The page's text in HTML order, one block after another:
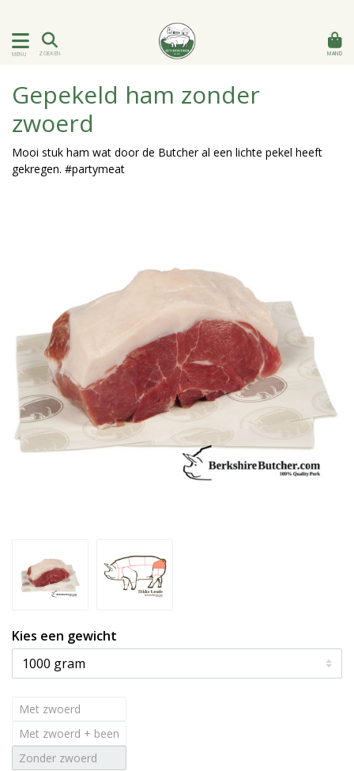
MENU ZOEKEN MAND
Gepekeld ham zonder
zwoerd
Mooi stuk ham wat door de Butcher al een lichte pekel heeft
gekregen. #partymeat
Kies een gewicht
Met zwoerd
Met zwoerd + been
Zonder zwoerd